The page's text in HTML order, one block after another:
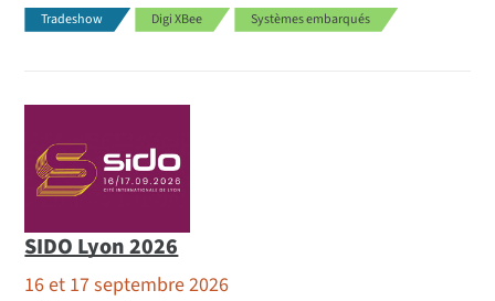
Tradeshow Digi XBee Systèmes embarqués
SIDO Lyon 2026
16 et 17 septembre 2026